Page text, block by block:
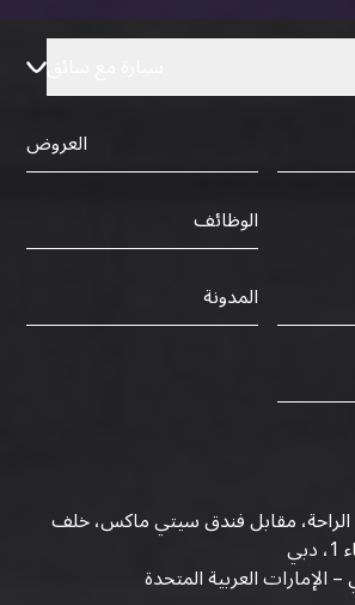
العروض
الوظائف
المدونة
18، مبنى الراحة، مقابل فندق سيتي ماكس، خلف